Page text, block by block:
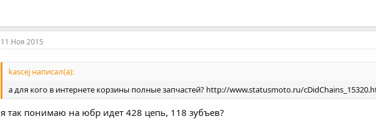
11 Ноя 2015
kascej написал(а):
а для кого в интернете корзины полные запчастей? http://www.statusmoto.ru/
я так понимаю на юбр идет 428 цепь, 118 зубъев?